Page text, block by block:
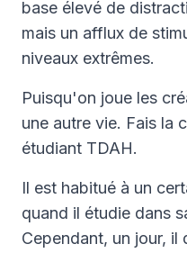
base élevé de
mais un afflux de
niveaux extrêmes.
Puisqu'on joue les
une autre vie. Fais la
étudiant TDAH.
Il est habitué à un
quand il étudie dans
Cependant, un jour,